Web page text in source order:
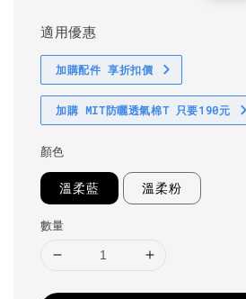
適用優惠
加購配件 享折扣價
加購 MIT防曬透氣棉T 只要190元
顏色
溫柔藍 溫柔粉
數量